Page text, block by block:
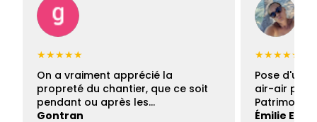
★★★★★
On a vraiment apprécié la
propreté du chantier, que ce soit
pendant ou après les…
Gontran
★★★★★
Pose d'une
air-air par
Patrimoine
Émilie